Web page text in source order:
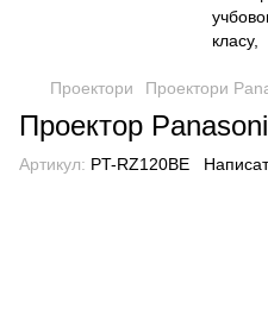
Проектори Проектори
Проектор
Артикул: PT-RZ120BE